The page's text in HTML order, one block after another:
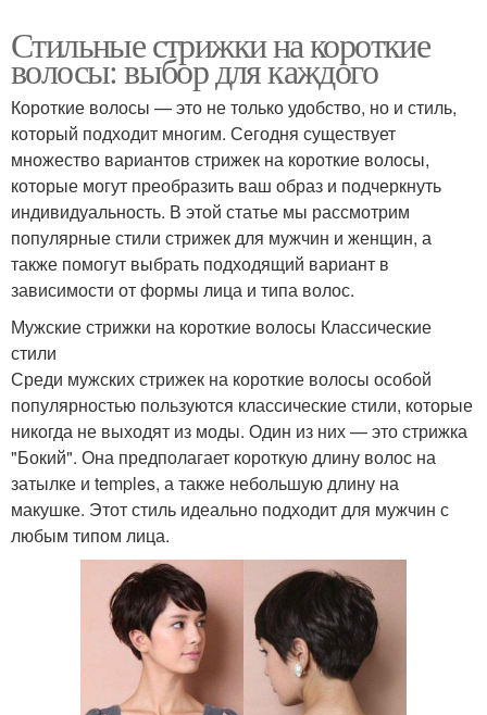
Стильные стрижки на короткие
волосы: выбор для каждого
Короткие волосы — это не только удобство, но и стиль,
который подходит многим. Сегодня существует
множество вариантов стрижек на короткие волосы,
которые могут преобразить ваш образ и подчеркнуть
индивидуальность. В этой статье мы рассмотрим
популярные стили стрижек для мужчин и женщин, а
также помогут выбрать подходящий вариант в
зависимости от формы лица и типа волос.
Мужские стрижки на короткие волосы Классические
стили
Среди мужских стрижек на короткие волосы особой
популярностью пользуются классические стили, которые
никогда не выходят из моды. Один из них — это стрижка
"Бокий". Она предполагает короткую длину волос на
затылке и temples, а также небольшую длину на
макушке. Этот стиль идеально подходит для мужчин с
любым типом лица.